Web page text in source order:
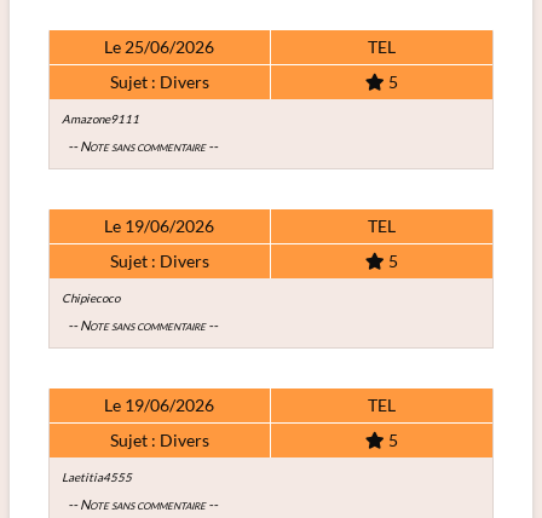
Le 25/06/2026
TEL
Sujet : Divers
5
Amazone9111
-- Note sans commentaire --
Le 19/06/2026
TEL
Sujet : Divers
5
Chipiecoco
-- Note sans commentaire --
Le 19/06/2026
TEL
Sujet : Divers
5
Laetitia4555
-- Note sans commentaire --